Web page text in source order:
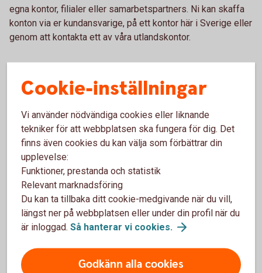
egna kontor, filialer eller samarbetspartners. Ni kan skaffa
konton via er kundansvarige, på ett kontor här i Sverige eller
genom att kontakta ett av våra utlandskontor.
Våra kontor i Sverige
Besök något av våra kontor i Sverige.
Skaffa konto i utlandet på kontor
Våra utlandskontor
Kontakta något av våra utlandskontor.
Skaffa konto i utlandet viautlandskontor
Cookie-inställningar
Vi använder nödvändiga cookies eller liknande
tekniker för att webbplatsen ska fungera för dig. Det
finns även cookies du kan välja som förbättrar din
upplevelse:
Funktioner, prestanda och statistik
Relevant marknadsföring
Du kan ta tillbaka ditt cookie-medgivande när du vill,
längst ner på webbplatsen eller under din profil när du
är inloggad. Så hanterar vi cookies.
Godkänn alla cookies